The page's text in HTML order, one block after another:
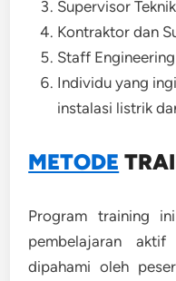
Supervisor Teknik
Kontraktor dan
Staff
Individu yang
instalasi listrik
METODE
Program training
pembelajaran
dipahami oleh